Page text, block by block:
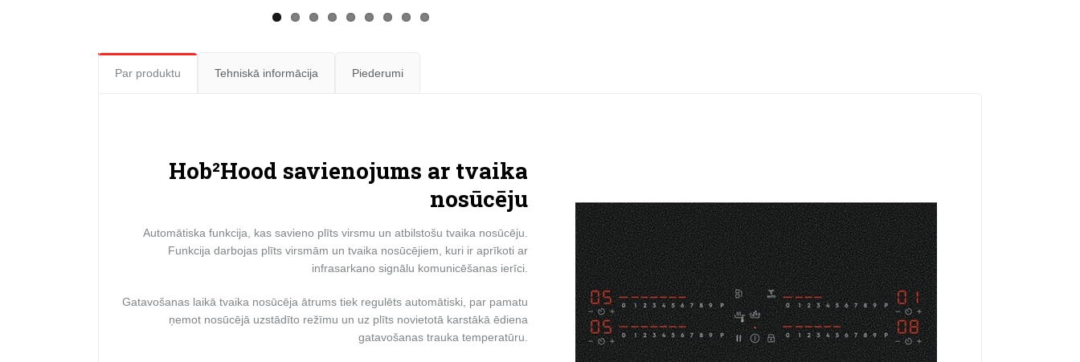
Par produktu Tehniskā informācija Piederumi
Hob²Hood savienojums ar tvaika
nosūcēju
Automātiska funkcija, kas savieno plīts virsmu un atbilstošu tvaika nosūcēju.
Funkcija darbojas plīts virsmām un tvaika nosūcējiem, kuri ir aprīkoti ar
infrasarkano signālu komunicēšanas ierīci.
Gatavošanas laikā tvaika nosūcēja ātrums tiek regulēts automātiski, par pamatu
ņemot nosūcējā uzstādīto režīmu un uz plīts novietotā karstākā ēdiena
gatavošanas trauka temperatūru.